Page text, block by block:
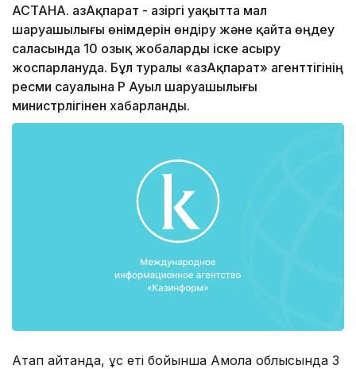
АСТАНА. ҚазАқпарат - Қазіргі уақытта мал
шаруашылығы өнімдерін өндіру және қайта өңдеу
саласында 10 озық жобаларды іске асыру
жоспарлануда. Бұл туралы «ҚазАқпарат» агенттігінің
ресми сауалына ҚР Ауыл шаруашылығы
министрлігінен хабарланды.
Атап айтқанда, құс еті бойынша Ақмола облысында 3